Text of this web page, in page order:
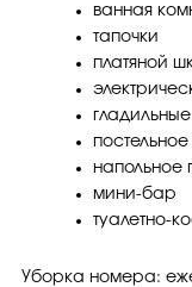
ванная
тапочки
платяной
напольное
мини-бар
туалетно-
Уборка номера: